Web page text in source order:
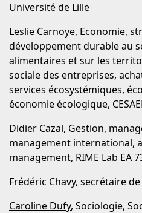
Université de Lille
Leslie Carnoye, Economie,
développement durable au
alimentaires et sur les
sociale des entreprises,
services écosystémiques,
économie écologique,
Didier Cazal, Gestion,
management international,
management, RIME Lab EA
Frédéric Chavy, secrétaire de
Caroline Dufy, Sociologie,